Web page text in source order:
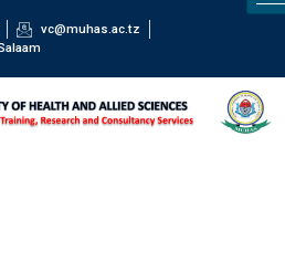
vc@muhas.ac.tz